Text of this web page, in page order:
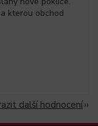
kterou obchod
další hodnocení